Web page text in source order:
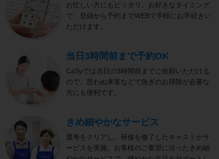
お忙しい方にもピッタリ。お好きなタイミング
で、登録から予約までWEBで手軽にお手続きい
ただけます。
当日3時間前まで予約OK
CaSyでは当日の3時間前までご依頼いただける
ので、思わぬ来客などで急ぎのお掃除が必要な
方にも便利です。
きめ細やかなサービス
選考をクリアし、研修を修了したキャストがサ
ービスを実施。お客様のご要望に沿ったきめ細